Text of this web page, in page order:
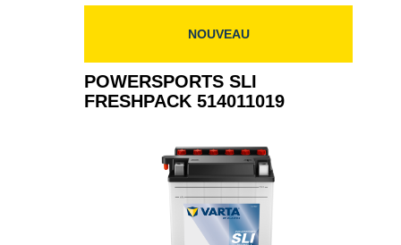
NOUVEAU
POWERSPORTS SLI
FRESHPACK 514011019